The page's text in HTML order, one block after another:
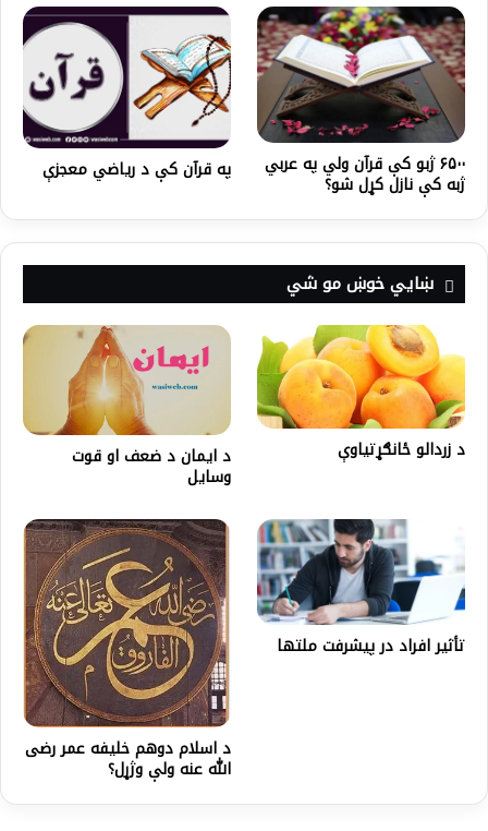
۶۵۰۰ ژبو کې قرآن ولي په عربي
ژبه کې نازل کړل شو؟
په قرآن کې د ریاضي معجزې
ښايي خوښ مو شي
د زردالو ځانګړتیاوې د ایمان د ضعف او قوت
وسایل
تأثير افراد در پيشرفت ملتها
د اسلام دوهم خلیفه عمر رضی
الله عنه ولې وژړل؟